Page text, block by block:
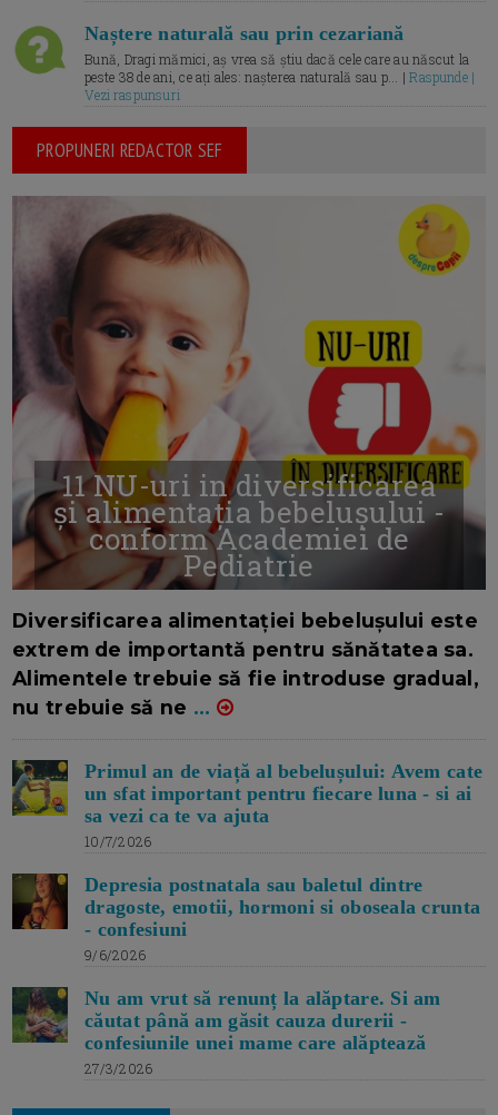
Naștere naturală sau prin cezariană
Bună, Dragi mămici, aș vrea să știu dacă cele care au născut la
peste 38 de ani, ce ați ales: nașterea naturală sau p... |Raspunde |
Vezi raspunsuri
PROPUNERI REDACTOR SEF
11 NU-uri in diversificarea
și alimentația bebelușului -
conform Academiei de
Pediatrie
Diversificarea alimentației bebelușului este
extrem de importantă pentru sănătatea sa.
Alimentele trebuie să fie introduse gradual,
nu trebuie să ne ...
Primul an de viață al bebelușului: Avem cate
un sfat important pentru fiecare luna - si ai
sa vezi ca te va ajuta
10/7/2026
Depresia postnatala sau baletul dintre
dragoste, emotii, hormoni si oboseala crunta
- confesiuni
9/6/2026
Nu am vrut să renunț la alăptare. Si am
căutat până am găsit cauza durerii -
confesiunile unei mame care alăptează
27/3/2026